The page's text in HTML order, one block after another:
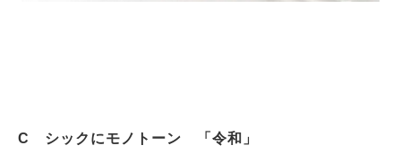
C シックにモノトーン 「令和」